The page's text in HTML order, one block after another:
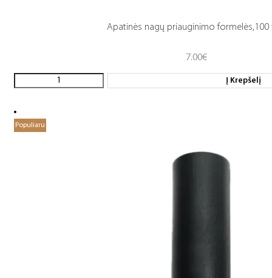
Apatinės nagų priauginimo formelės,100
7.00€
Į Krepšelį
Populiaru